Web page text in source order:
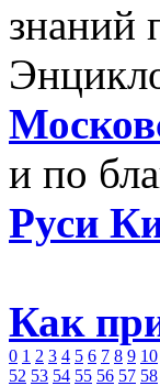
знаний
и по
Руси
Как
0 1 2 3 4 5 6 7 8 9 10
52 53 54 55 56 57 58